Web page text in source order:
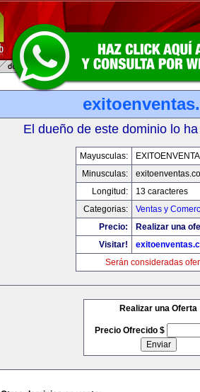
El dueño de este dominio lo
Mayusculas:
Minusculas:
Longitud:
13 caracteres
Categorias:
Ventas y
Precio:
Realizar una
Visitar!
Serán consideradas
Realizar una Oferta
Precio Ofrecido $